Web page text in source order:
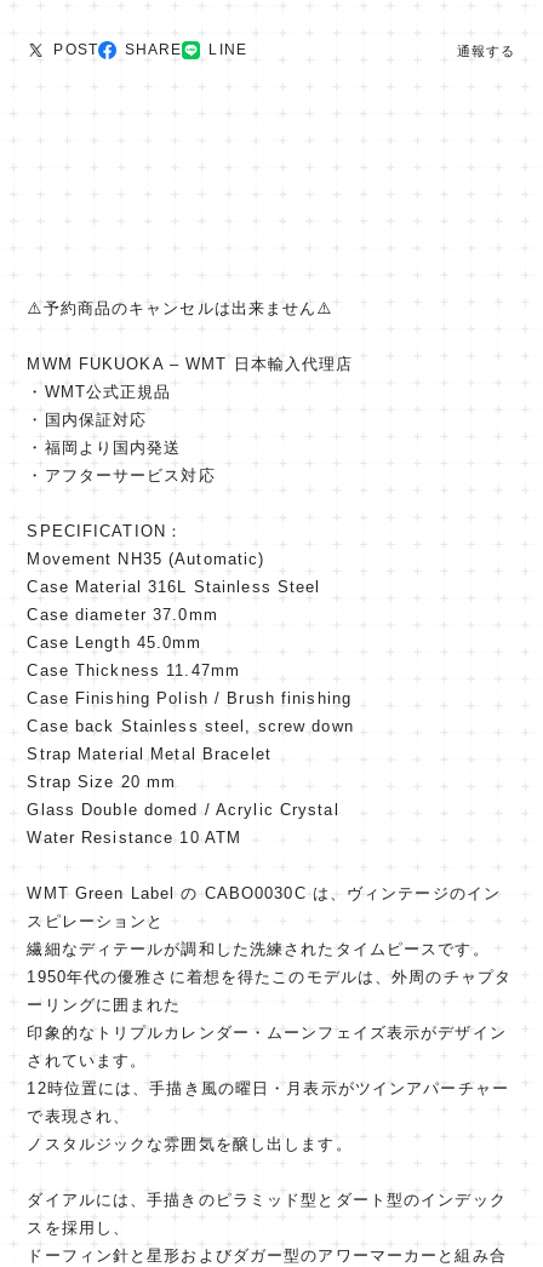
POST SHARE LINE 通報する
⚠️予約商品のキャンセルは出来ません⚠️
MWM FUKUOKA – WMT 日本輸入代理店
・WMT公式正規品
・国内保証対応
・福岡より国内発送
・アフターサービス対応
SPECIFICATION：
Movement NH35 (Automatic)
Case Material 316L Stainless Steel
Case diameter 37.0mm
Case Length 45.0mm
Case Thickness 11.47mm
Case Finishing Polish / Brush finishing
Case back Stainless steel, screw down
Strap Material Metal Bracelet
Strap Size 20 mm
Glass Double domed / Acrylic Crystal
Water Resistance 10 ATM
WMT Green Label の CABO0030C は、ヴィンテージのイン
スピレーションと
繊細なディテールが調和した洗練されたタイムピースです。
1950年代の優雅さに着想を得たこのモデルは、外周のチャプタ
ーリングに囲まれた
印象的なトリプルカレンダー・ムーンフェイズ表示がデザイン
されています。
12時位置には、手描き風の曜日・月表示がツインアパーチャー
で表現され、
ノスタルジックな雰囲気を醸し出します。
ダイアルには、手描きのピラミッド型とダート型のインデック
スを採用し、
ドーフィン針と星形およびダガー型のアワーマーカーと組み合